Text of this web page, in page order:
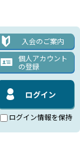
入会のご案内
個人アカウント
の登録
ログイン情報を保持